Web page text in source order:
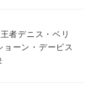
者デニス・ベリ
ーン・デービス